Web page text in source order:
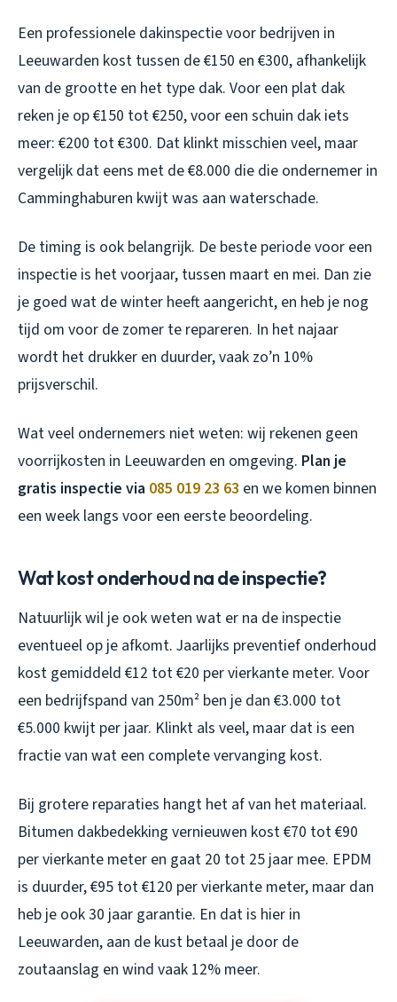
Een professionele dakinspectie voor bedrijven in
Leeuwarden kost tussen de €150 en €300, afhankelijk
van de grootte en het type dak. Voor een plat dak
reken je op €150 tot €250, voor een schuin dak iets
meer: €200 tot €300. Dat klinkt misschien veel, maar
vergelijk dat eens met de €8.000 die die ondernemer in
Camminghaburen kwijt was aan waterschade.
De timing is ook belangrijk. De beste periode voor een
inspectie is het voorjaar, tussen maart en mei. Dan zie
je goed wat de winter heeft aangericht, en heb je nog
tijd om voor de zomer te repareren. In het najaar
wordt het drukker en duurder, vaak zo’n 10%
prijsverschil.
Wat veel ondernemers niet weten: wij rekenen geen
voorrijkosten in Leeuwarden en omgeving. Plan je
gratis inspectie via 085 019 23 63 en we komen binnen
een week langs voor een eerste beoordeling.
Wat kost onderhoud na de inspectie?
Natuurlijk wil je ook weten wat er na de inspectie
eventueel op je afkomt. Jaarlijks preventief onderhoud
kost gemiddeld €12 tot €20 per vierkante meter. Voor
een bedrijfspand van 250m² ben je dan €3.000 tot
€5.000 kwijt per jaar. Klinkt als veel, maar dat is een
fractie van wat een complete vervanging kost.
Bij grotere reparaties hangt het af van het materiaal.
Bitumen dakbedekking vernieuwen kost €70 tot €90
per vierkante meter en gaat 20 tot 25 jaar mee. EPDM
is duurder, €95 tot €120 per vierkante meter, maar dan
heb je ook 30 jaar garantie. En dat is hier in
Leeuwarden, aan de kust betaal je door de
zoutaanslag en wind vaak 12% meer.